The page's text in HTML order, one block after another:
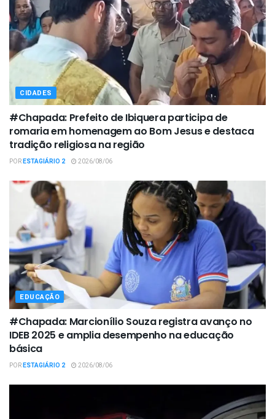
CIDADES
#Chapada: Prefeito de Ibiquera participa de
romaria em homenagem ao Bom Jesus e destaca
tradição religiosa na região
PORESTAGIÁRIO 2 2026/08/06
EDUCAÇÃO
#Chapada: Marcionílio Souza registra avanço no
IDEB 2025 e amplia desempenho na educação
básica
PORESTAGIÁRIO 2 2026/08/06